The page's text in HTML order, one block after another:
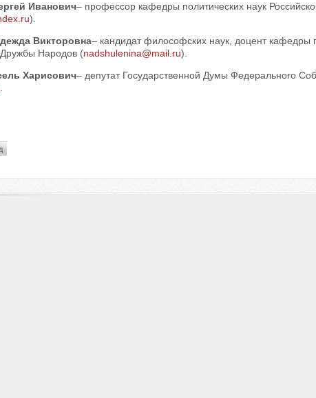
Иванович– профессор кафедры политических наук
).
Викторовна– кандидат философских наук, доцент кафедры
Дружбы Народов (nadshulenina@mail.ru).
Харисович– депутат Государственной Думы Федерального